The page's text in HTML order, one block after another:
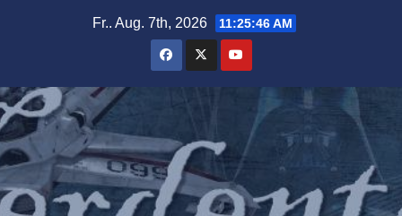
Fr.. Aug. 7th, 2026 11:25:48 AM